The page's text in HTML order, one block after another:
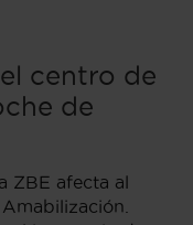
centro de
de
ZBE afecta al